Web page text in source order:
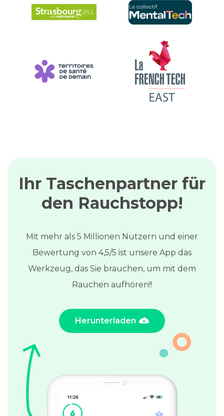
Ihr Taschenpartner für
den Rauchstopp!
Mit mehr als 5 Millionen Nutzern und einer
Bewertung von 4,5/5 ist unsere App das
Werkzeug, das Sie brauchen, um mit dem
Rauchen aufhören!!
Herunterladen